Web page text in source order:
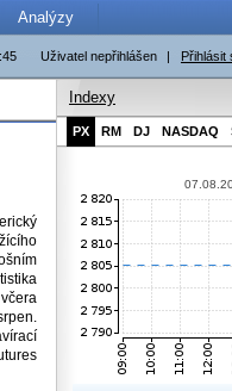
Analýzy
Uživatel nepřihlášen | Přihlásit
Indexy
PX RM DJ NASDAQ